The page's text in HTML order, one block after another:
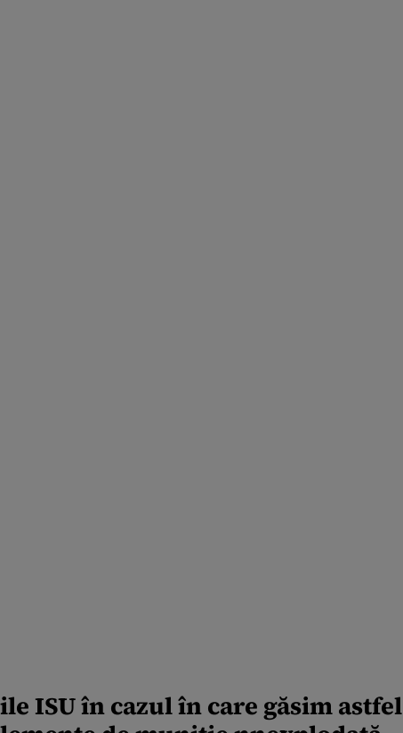
ISU în cazul în care găsim astfel